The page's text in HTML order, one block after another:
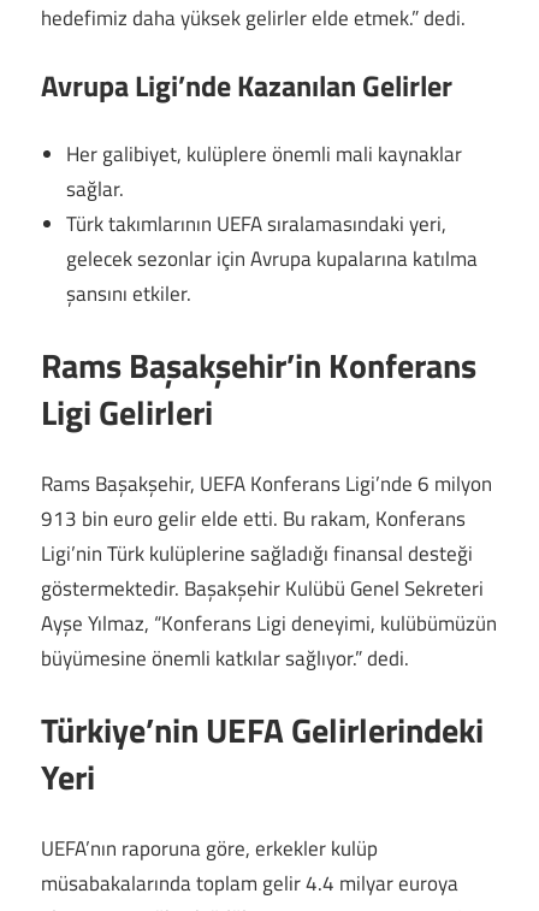
hedefimiz daha yüksek gelirler elde etmek.” dedi.
Avrupa Ligi’nde Kazanılan Gelirler
Her galibiyet, kulüplere önemli mali kaynaklar
sağlar.
Türk takımlarının UEFA sıralamasındaki yeri,
gelecek sezonlar için Avrupa kupalarına katılma
şansını etkiler.
Rams Başakşehir’in Konferans
Ligi Gelirleri
Rams Başakşehir, UEFA Konferans Ligi’nde 6 milyon
913 bin euro gelir elde etti. Bu rakam, Konferans
Ligi’nin Türk kulüplerine sağladığı finansal desteği
göstermektedir. Başakşehir Kulübü Genel Sekreteri
Ayşe Yılmaz, “Konferans Ligi deneyimi, kulübümüzün
büyümesine önemli katkılar sağlıyor.” dedi.
Türkiye’nin UEFA Gelirlerindeki
Yeri
UEFA’nın raporuna göre, erkekler kulüp
müsabakalarında toplam gelir 4.4 milyar euroya